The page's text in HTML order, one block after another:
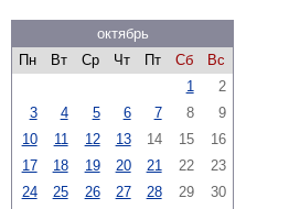
октябрь
Пн
Вт Ср Чт Пт Сб
Вс
1
2
3
4 5 6 7 8
9
10
11 12 13 14 15
16
17
18 19 20 21 22
23
24
25 26 27 28 29
30